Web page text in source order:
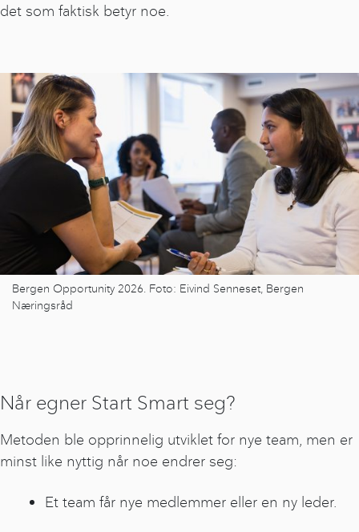
det som faktisk betyr noe.
Bergen Opportunity 2026. Foto: Eivind Senneset, Bergen
Næringsråd
Når egner Start Smart seg?
Metoden ble opprinnelig utviklet for nye team, men er
minst like nyttig når noe endrer seg:
Et team får nye medlemmer eller en ny leder.